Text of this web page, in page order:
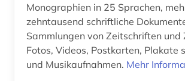
län schonen (1)
maghreb (1)
martin-von-wagner-museum (1)
Monographien in 25 Sprachen,
zehntausend schriftliche
Sammlungen von Zeitschriften und
Fotos, Videos, Postkarten, Plakate
und Musikaufnahmen. Mehr